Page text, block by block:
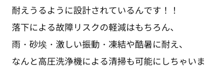
耐えうるように設計されているんです！！
落下による故障リスクの軽減はもちろん、
雨・砂埃・激しい振動・凍結や酷暑に耐え、
なんと高圧洗浄機による清掃も可能にしちゃいま